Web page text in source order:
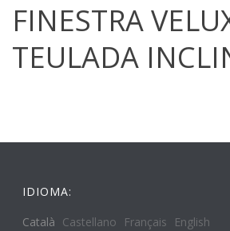
FINESTRA
TEULADA
IDIOMA:
Català Castellano Français English